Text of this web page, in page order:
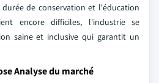
de conservation et l'éducation
encore difficiles, l'industrie se
saine et inclusive qui garantit un
Analyse du marché